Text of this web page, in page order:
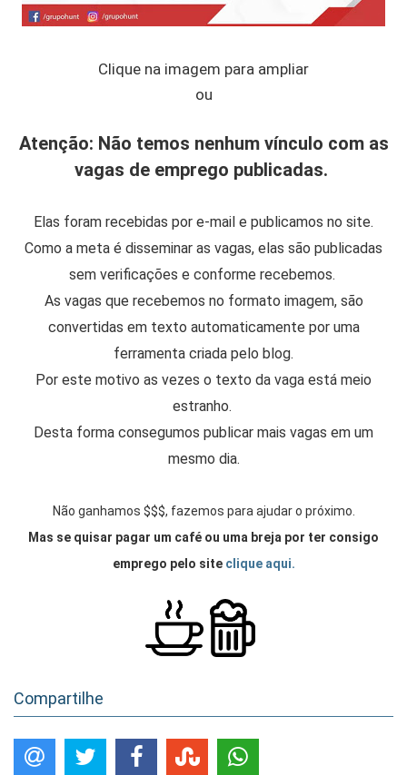
Clique na imagem para ampliar
ou
Atenção: Não temos nenhum vínculo com as
vagas de emprego publicadas.
Elas foram recebidas por e-mail e publicamos no site.
Como a meta é disseminar as vagas, elas são publicadas
sem verificações e conforme recebemos.
As vagas que recebemos no formato imagem, são
convertidas em texto automaticamente por uma
ferramenta criada pelo blog.
Por este motivo as vezes o texto da vaga está meio
estranho.
Desta forma consegumos publicar mais vagas em um
mesmo dia.
Não ganhamos $$$, fazemos para ajudar o próximo.
Mas se quisar pagar um café ou uma breja por ter consigo
emprego pelo site clique aqui.
Compartilhe